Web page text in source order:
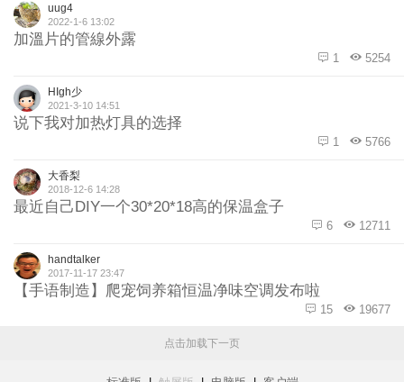
uug4
2022-1-6 13:02
加溫片的管線外露
1 5254
HIgh少
2021-3-10 14:51
说下我对加热灯具的选择
1 5766
大香梨
2018-12-6 14:28
最近自己DIY一个30*20*18高的保温盒子
6 12711
handtalker
2017-11-17 23:47
【手语制造】爬宠饲养箱恒温净味空调发布啦
15 19677
点击加载下一页